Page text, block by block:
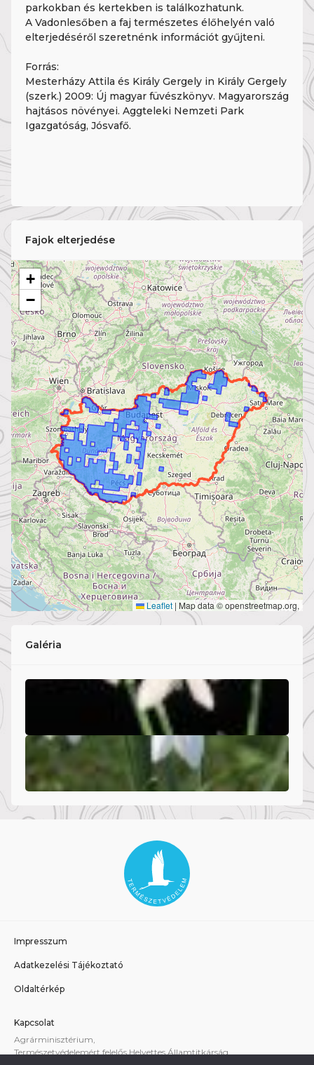
parkokban és kertekben is találkozhatunk.
A Vadonlesőben a faj természetes élőhelyén való
elterjedéséről szeretnénk információt gyűjteni.
Forrás:
Mesterházy Attila és Király Gergely in Király Gergely
(szerk.) 2009: Új magyar füvészkönyv. Magyarország
hajtásos növényei. Aggteleki Nemzeti Park
Igazgatóság, Jósvafő.
Fajok elterjedése
+
−
Leaflet | Map data © openstreetmap.org,
Galéria
Impresszum
Adatkezelési Tájékoztató
Oldaltérkép
Kapcsolat
Agrárminisztérium,
Természetvédelemért felelős Helyettes Államtitkárság